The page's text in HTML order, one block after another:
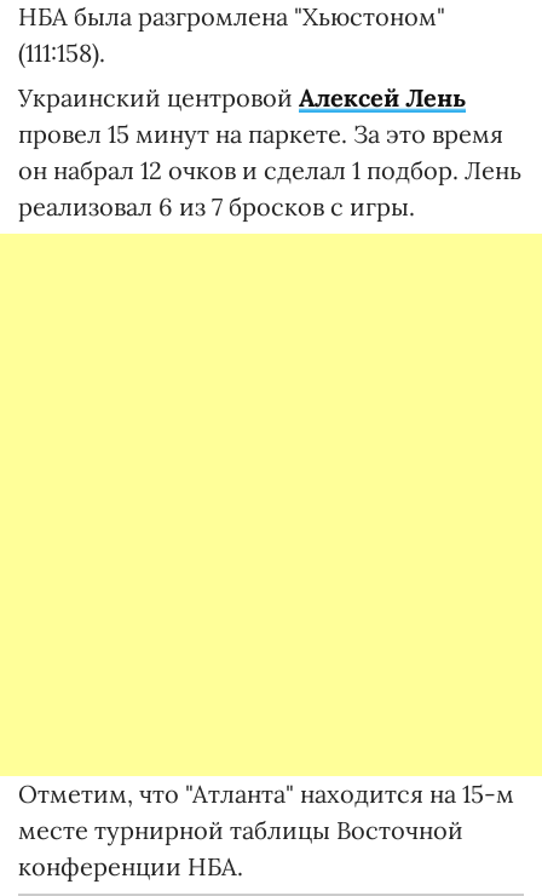
НБА была разгромлена "Хьюстоном"
(111:158).
Украинский центровой Алексей Лень
провел 15 минут на паркете. За это время
он набрал 12 очков и сделал 1 подбор. Лень
реализовал 6 из 7 бросков с игры.
Отметим, что "Атланта" находится на 15-м
месте турнирной таблицы Восточной
конференции НБА.